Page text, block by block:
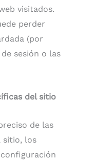
visitados.
perder
(por
sesión o las
del sitio
de las
sitio, los